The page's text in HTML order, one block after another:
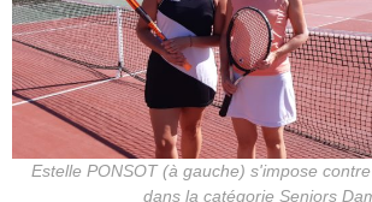
Estelle PONSOT (à gauche) s'impose
dans la catégorie Seniors